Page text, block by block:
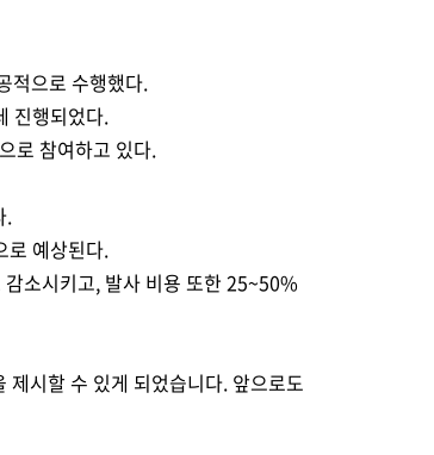
적으로 수행했다.
진행되었다.
로 참여하고 있다.
.
로 예상된다.
소시키고, 발사 비용 또한 25~50%
시할 수 있게 되었습니다. 앞으로도